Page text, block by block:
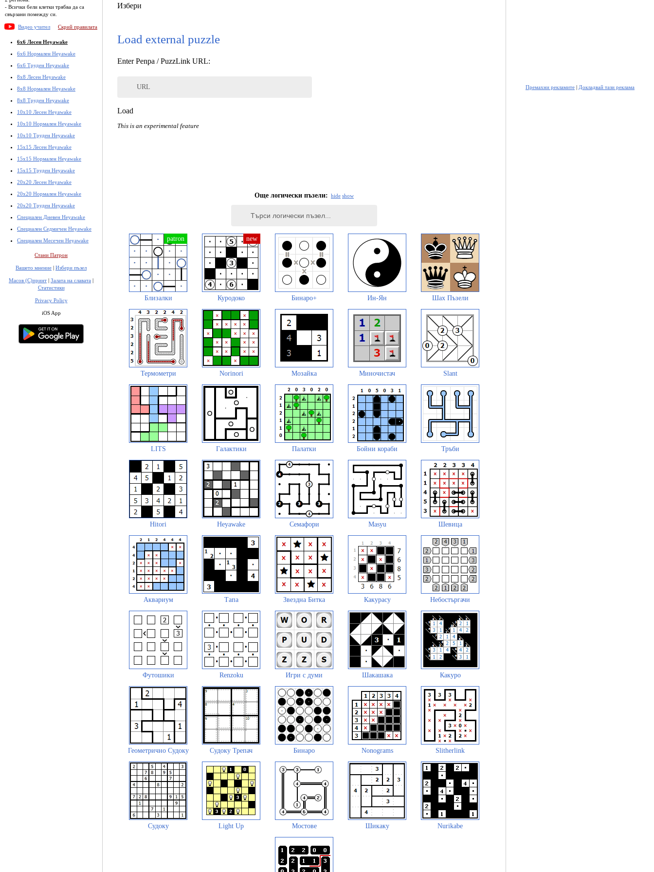
- Всички бели клетки трябва да са
свързани помежду си.
Видео учител Скрий правилата
6x6 Лесен Heyawake
6x6 Нормален Heyawake
6x6 Труден Heyawake
8x8 Лесен Heyawake
8x8 Нормален Heyawake
8x8 Труден Heyawake
10x10 Лесен Heyawake
10x10 Нормален Heyawake
10x10 Труден Heyawake
15x15 Лесен Heyawake
15x15 Нормален Heyawake
15x15 Труден Heyawake
20x20 Лесен Heyawake
20x20 Нормален Heyawake
20x20 Труден Heyawake
Специален Дневен Heyawake
Специален Седмичен Heyawake
Специален Месечен Heyawake
Стани Патрон
Вашето мнение | Избери пъзел
Масов (С)принт | Залата на славата |
Статистики
Privacy Policy
iOS App
Избери
Load external puzzle
Enter Penpa / PuzzLink URL:
URL
Load
This is an experimental feature
Още логически пъзели: hide show
Близалки Куродоко Бинаро+ Ин-Ян Шах Пъзели
Термометри Norinori Мозайка Миночистач Slant
LITS Галактики Палатки Бойни кораби Тръби
Hitori Heyawake Семафори Masyu Шевица
Аквариум Тапа Звездна Битка Какурасу Небостъргачи
Футошики Renzoku Игри с думи Шакашака Какуро
Геометрично Судоку Судоку Трепач Бинаро Nonograms Slitherlink
Судоку Light Up Мостове Шикаку Nurikabe
Премахни рекламите | Докладвай тази реклама